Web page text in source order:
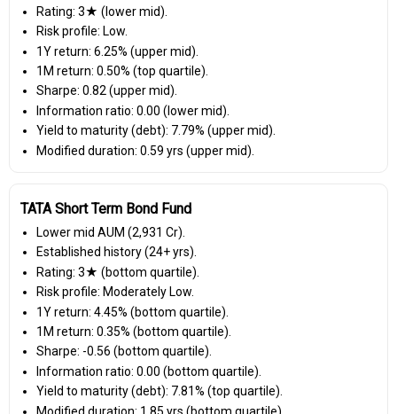
Rating: 3★ (lower mid).
Risk profile: Low.
1Y return: 6.25% (upper mid).
1M return: 0.50% (top quartile).
Sharpe: 0.82 (upper mid).
Information ratio: 0.00 (lower mid).
Yield to maturity (debt): 7.79% (upper mid).
Modified duration: 0.59 yrs (upper mid).
TATA Short Term Bond Fund
Lower mid AUM (₹2,931 Cr).
Established history (24+ yrs).
Rating: 3★ (bottom quartile).
Risk profile: Moderately Low.
1Y return: 4.45% (bottom quartile).
1M return: 0.35% (bottom quartile).
Sharpe: -0.56 (bottom quartile).
Information ratio: 0.00 (bottom quartile).
Yield to maturity (debt): 7.81% (top quartile).
Modified duration: 1.85 yrs (bottom quartile).